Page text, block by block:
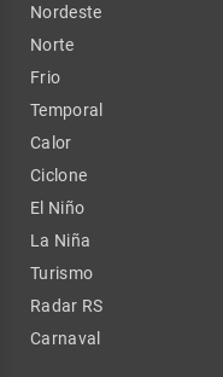
Nordeste
Norte
Frio
Temporal
Calor
Ciclone
El Niño
La Niña
Turismo
Radar RS
Carnaval